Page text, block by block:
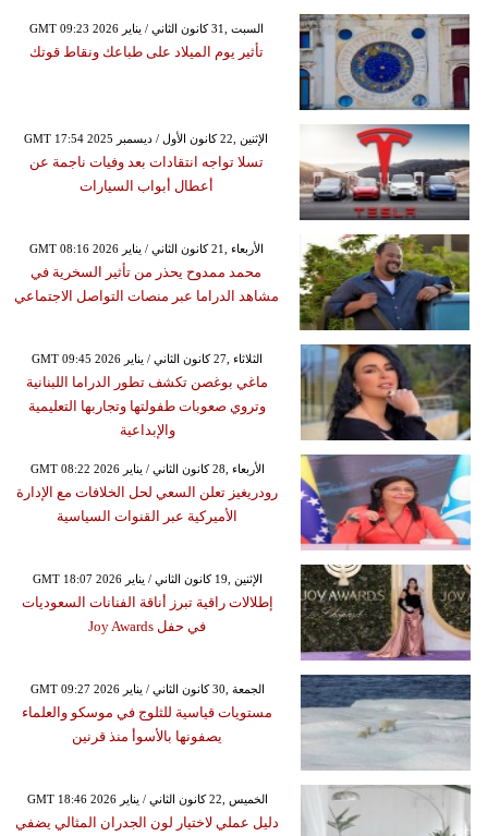
GMT 09:23 2026 السبت ,31 كانون الثاني / يناير
تأثير يوم الميلاد على طباعك ونقاط قوتك
GMT 17:54 2025 الإثنين ,22 كانون الأول / ديسمبر
تسلا تواجه انتقادات بعد وفيات ناجمة عن
أعطال أبواب السيارات
GMT 08:16 2026 الأربعاء ,21 كانون الثاني / يناير
محمد ممدوح يحذر من تأثير السخرية في
مشاهد الدراما عبر منصات التواصل الاجتماعي
GMT 09:45 2026 الثلاثاء ,27 كانون الثاني / يناير
ماغي بوغصن تكشف تطور الدراما اللبنانية
وتروي صعوبات طفولتها وتجاربها التعليمية
والإبداعية
GMT 08:22 2026 الأربعاء ,28 كانون الثاني / يناير
رودريغيز تعلن السعي لحل الخلافات مع الإدارة
الأميركية عبر القنوات السياسية
GMT 18:07 2026 الإثنين ,19 كانون الثاني / يناير
إطلالات راقية تبرز أناقة الفنانات السعوديات
في حفل Joy Awards
GMT 09:27 2026 الجمعة ,30 كانون الثاني / يناير
مستويات قياسية للثلوج في موسكو والعلماء
يصفونها بالأسوأ منذ قرنين
GMT 18:46 2026 الخميس ,22 كانون الثاني / يناير
دليل عملي لاختيار لون الجدران المثالي يضفي